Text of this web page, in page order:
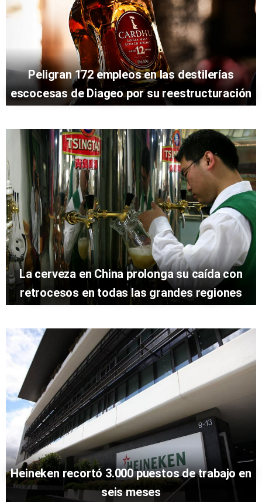
Peligran 172 empleos en las destilerías
escocesas de Diageo por su reestructuración
La cerveza en China prolonga su caída con
retrocesos en todas las grandes regiones
Heineken recortó 3.000 puestos de trabajo en
seis meses